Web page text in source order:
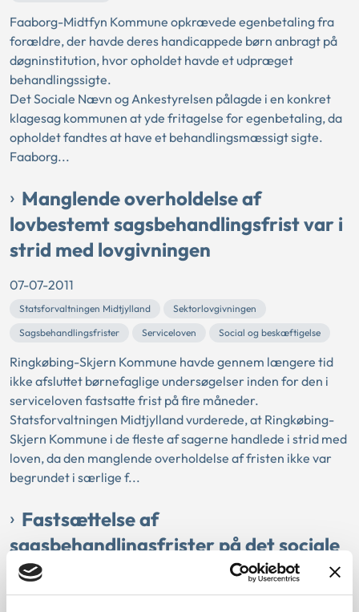
Faaborg-Midtfyn Kommune opkrævede egenbetaling fra
forældre, der havde deres handicappede børn anbragt på
døgninstitution, hvor opholdet havde et udpræget
behandlingssigte.
Det Sociale Nævn og Ankestyrelsen pålagde i en konkret
klagesag kommunen at yde fritagelse for egenbetaling, da
opholdet fandtes at have et behandlingsmæssigt sigte.
Faaborg...
Manglende overholdelse af
lovbestemt sagsbehandlingsfrist var i
strid med lovgivningen
07-07-2011
Statsforvaltningen Midtjylland
Sektorlovgivningen
Sagsbehandlingsfrister
Serviceloven Social og beskæftigelse
Ringkøbing-Skjern Kommune havde gennem længere tid
ikke afsluttet børnefaglige undersøgelser inden for den i
serviceloven fastsatte frist på fire måneder.
Statsforvaltningen Midtjylland vurderede, at Ringkøbing-
Skjern Kommune i de fleste af sagerne handlede i strid med
loven, da den manglende overholdelse af fristen ikke var
begrundet i særlige f...
Fastsættelse af
sagsbehandlingsfrister på det sociale
område